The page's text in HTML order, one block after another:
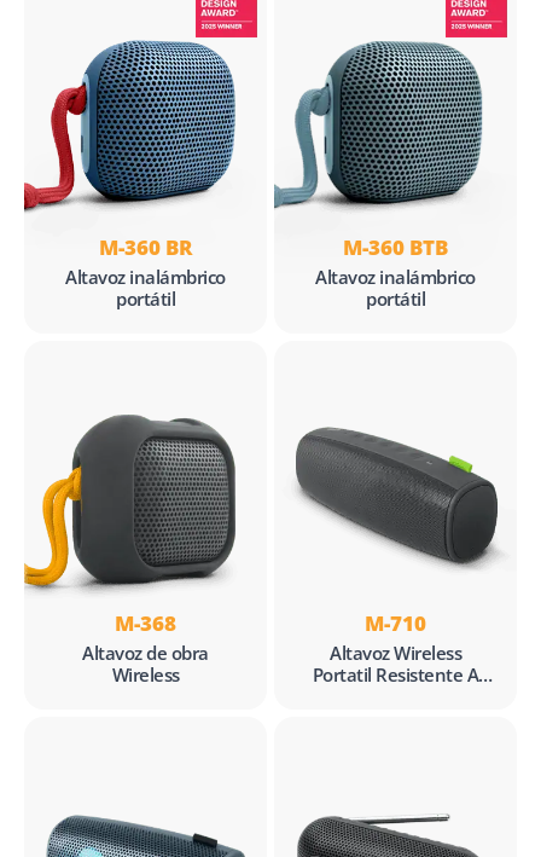
M-360 BR
Altavoz inalámbrico
portátil
M-360 BTB
Altavoz inalámbrico
portátil
M-368
Altavoz de obra
Wireless
M-710
Altavoz Wireless
Portatil Resistente A